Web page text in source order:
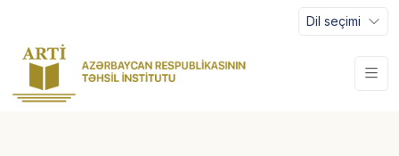
Dil seçimi